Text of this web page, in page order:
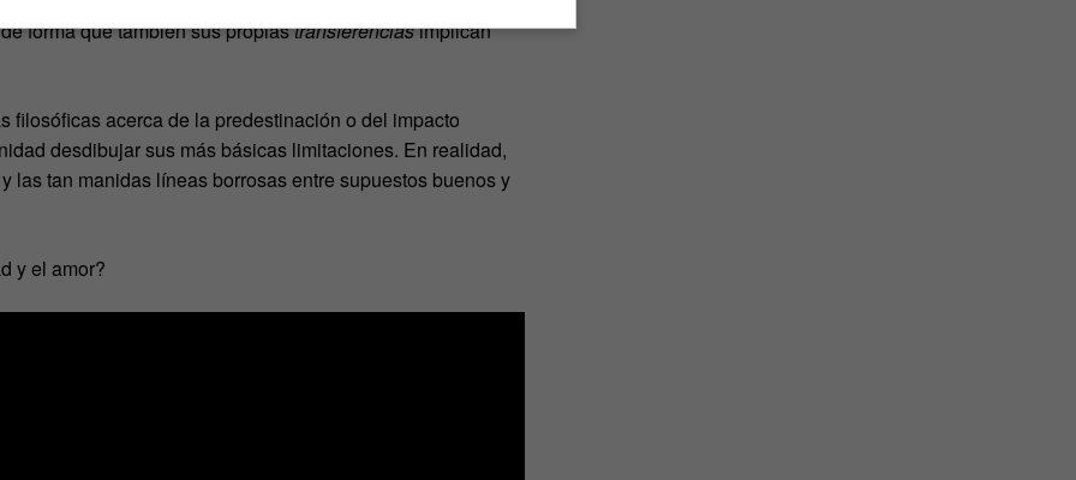
forma que también sus propiastransferenciasimplican
filosóficas acerca de la predestinación o del impacto
desdibujar sus más básicas limitaciones. En realidad,
las tan manidas líneas borrosas entre supuestos buenos y
y el amor?